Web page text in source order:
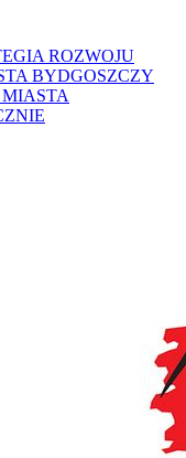
ROZWOJU
BYDGOSZCZY